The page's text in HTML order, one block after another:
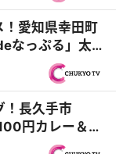
愛知県幸田町
なっぷる」太っ
「パティスリ
もりもりバナナ
）』
！長久手市
円カレー＆千
ー 名古屋本山